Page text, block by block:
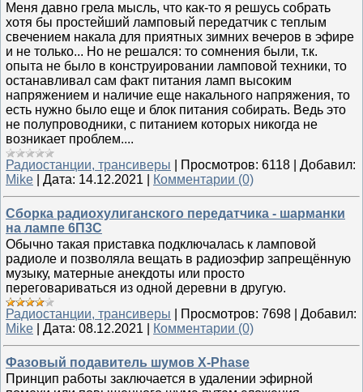
Меня давно грела мысль, что как-то я решусь собрать
хотя бы простейший ламповый передатчик с теплым
свечением накала для приятных зимних вечеров в эфире
и не только... Но не решался: то сомнения были, т.к.
опыта не было в конструировании ламповой техники, то
останавливал сам факт питания ламп высоким
напряжением и наличие еще накального напряжения, то
есть нужно было еще и блок питания собирать. Ведь это
не полупроводники, с питанием которых никогда не
возникает проблем....
Радиостанции, трансиверы
Просмотров: 6118
Добавил:
Mike
Дата: 14.12.2021 Комментарии (0)
Сборка радиохулиганского передатчика - шарманки
на лампе 6П3С
Обычно такая приставка подключалась к ламповой
радиоле и позволяла вещать в радиоэфир запрещённую
музыку, матерные анекдоты или просто
переговариваться из одной деревни в другую.
Радиостанции, трансиверы
Просмотров: 7698
Добавил:
Mike
Дата: 08.12.2021 Комментарии (0)
Фазовый подавитель шумов X-Phase
Принцип работы заключается в удалении эфирной